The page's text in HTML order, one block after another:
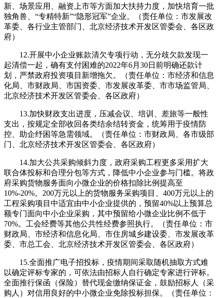
新、场景应用、融资上市等方面加大扶持力度，加快培育一批
独角兽、“专精特新”“隐形冠军”企业。（责任单位：市发展改
革委、各行业主管部门、北京经济技术开发区管委会、各区政
府）
12.开展中小企业账款清欠专项行动，无分歧欠款发现一
起清偿一起，确有支付困难的2022年6月30日前明确还款计
划，严禁政府投资项目新增拖欠。（责任单位：市经济和信息
化局、市财政局、市国资委、市发展改革委、市市场监管局、
北京经济技术开发区管委会、各区政府）
13.加快财政支出进度，压减会议、培训、差旅等一般性
支出，按规定全部收回各类结余结转资金，统筹用于疫情防
控、助企纾困等急需领域。（责任单位：市财政局、各市级部
门、北京经济技术开发区管委会、各区政府）
14.加大公共采购倾斜力度，政府采购工程更多采用扩大
联合体投标和合理分包等方式，降低中小企业参与门槛。将政
府采购货物服务面向小微企业的价格扣除比例提高至
10%-20%。200万元以上的货物服务采购项目、400万元以上的
工程采购项目中适宜由中小企业提供的，预留40%以上预算总
额专门面向中小企业采购，其中预留给小微企业比例不低于
70%。工会经费等其他公共性经费参照执行。（责任单位：市
财政局、市经济和信息化局、市住房城乡建设委、市发展改革
委、市总工会、北京经济技术开发区管委会、各区政府）
15.全面推广电子招投标，疫情期间采取随机抽取方式难
以确定评标专家的，可依法由招标人自行确定专家进行评标。
全面推行保函（保险）替代现金缴纳保证金，鼓励招标人（采
购人）对信用良好的中小微企业免除投标担保。（责任单位：